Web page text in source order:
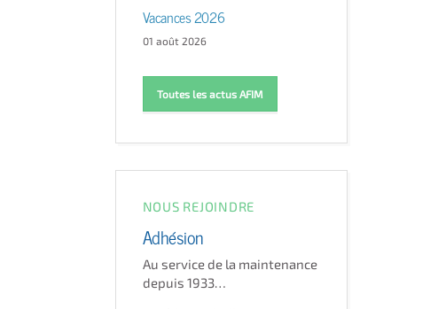
Vacances 2026
01 août 2026
Toutes les actus AFIM
NOUS REJOINDRE
Adhésion
Au service de la maintenance
depuis 1933…